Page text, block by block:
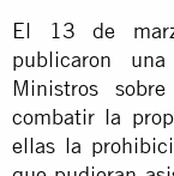
El 13 de
publicaron
Ministros
combatir la
ellas la